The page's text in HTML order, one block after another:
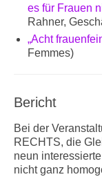
es für Frauen
Rahner,
„Acht
Femmes)
Bericht
Bei der
RECHTS, die
neun
nicht ganz